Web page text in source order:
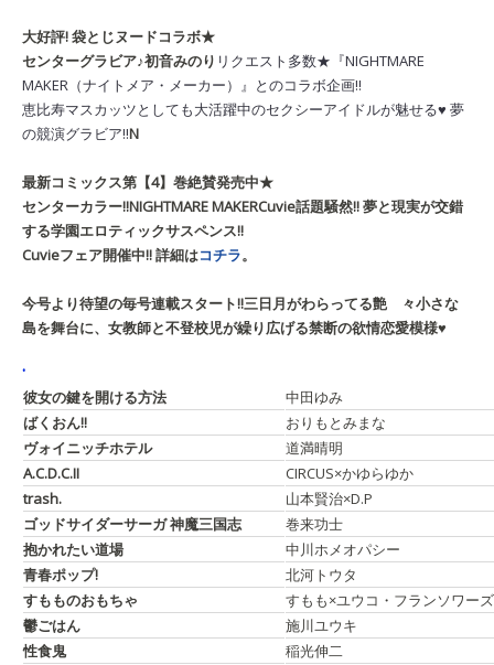
大好評! 袋とじヌードコラボ★
センターグラビア♪初音みのり リクエスト多数★『NIGHTMARE
MAKER （ナイトメア・メーカー） 』とのコラボ企画!!
恵比寿マスカッツとしても大活躍中のセクシーアイドルが魅せる♥ 夢
の競演グラビア!!N
最新コミックス第【4】巻絶賛発売中★
センターカラー!!NIGHTMARE MAKERCuvie話題騒然!! 夢と現実が交錯
する学園エロティックサスペンス!!
Cuvieフェア開催中!! 詳細はコチラ。
今号より待望の毎号連載スタート!!三日月がわらってる艶 々小さな
島を舞台に、女教師と不登校児が繰り広げる禁断の欲情恋愛模様♥
.
彼女の鍵を開ける方法
中田ゆみ
ばくおん!!
おりもとみまな
ヴォイニッチホテル
道満晴明
A.C.D.C.II
CIRCUS×かゆらゆか
trash.
山本賢治×D.P
ゴッドサイダーサーガ神魔三国志
巻来功士
抱かれたい道場
中川ホメオパシー
青春ポップ!
北河トウタ
すもものおもちゃ
すもも×ユウコ・フランソワーズ
鬱ごはん
施川ユウキ
性食鬼
稲光伸二